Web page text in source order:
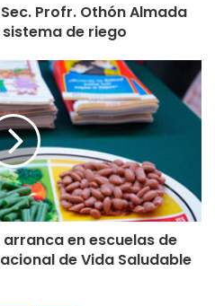
Profr. Othón Almada
de riego
en escuelas de
de Vida Saludable